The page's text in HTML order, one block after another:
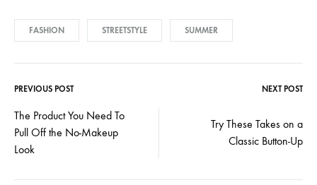
FASHION STREETSTYLE SUMMER
Post
navigation
PREVIOUS POST NEXT POST
The Product You Need To
Pull Off the No-Makeup
Look
Try These Takes on a
Classic Button-Up